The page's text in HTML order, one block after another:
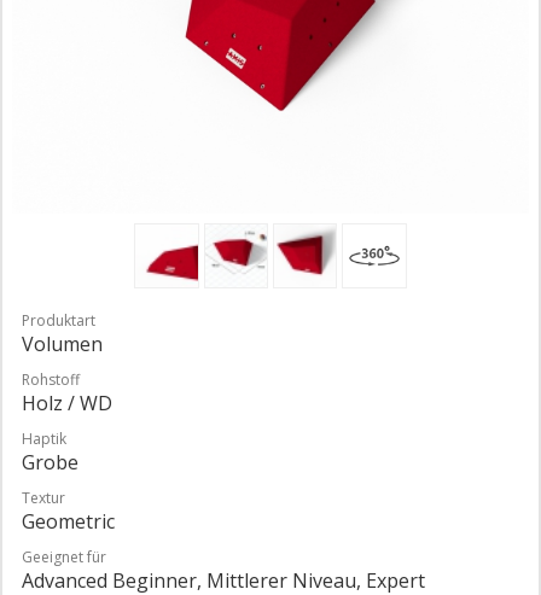
Produktart
Volumen
Rohstoff
Holz / WD
Haptik
Grobe
Textur
Geometric
Geeignet für
Advanced Beginner, Mittlerer Niveau, Expert